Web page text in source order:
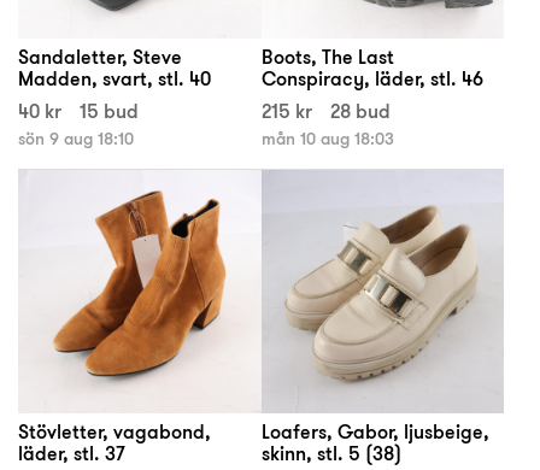
Sandaletter, Steve
Madden, svart, stl. 40
40 kr
15 bud
sön 9 aug 18:10
Boots, The Last
Conspiracy, läder, stl. 46
215 kr
28 bud
mån 10 aug 18:03
Stövletter, vagabond,
läder, stl. 37
Loafers, Gabor, ljusbeige,
skinn, stl. 5 (38)